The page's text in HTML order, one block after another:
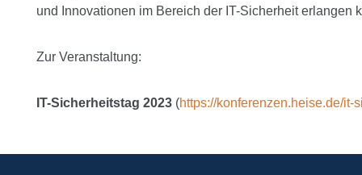
und Innovationen im Bereich der IT-Sicherheit erlangen
Zur Veranstaltung:
IT-Sicherheitstag 2023 (https://konferenzen.heise.de/it-